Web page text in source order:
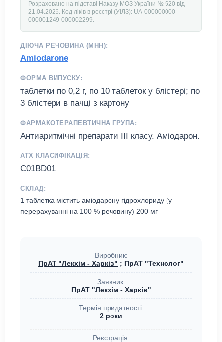
Розраховано на підставі Наказу МОЗ України № 520 від
21.04.2026. Код ліків в реєстрі (УІЛЗ): UA-000000000-
000001249-000002299.
ДІЮЧА РЕЧОВИНА (МНН):
Amiodarone
ФОРМА ВИПУСКУ:
таблетки по 0,2 г, по 10 таблеток у блістері; по
3 блістери в пачці з картону
ФАРМАКОТЕРАПЕВТИЧНА ГРУПА:
Антиаритмічні препарати ІІІ класу. Аміодарон.
АТХ КЛАСИФІКАЦІЯ:
C01BD01
СКЛАД:
1 таблетка містить аміодарону гідрохлориду (у
перерахуванні на 100 % речовину) 200 мг
Виробник:
ПрАТ "Лекхім - Харків" ; ПрАТ "Технолог"
Заявник:
ПрАТ "Лекхім - Харків"
Термін придатності:
2 роки
Реєстрація: